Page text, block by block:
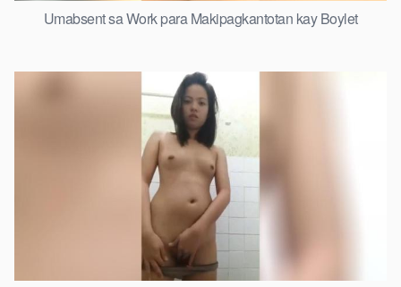
Umabsent sa Work para Makipagkantotan kay Boylet